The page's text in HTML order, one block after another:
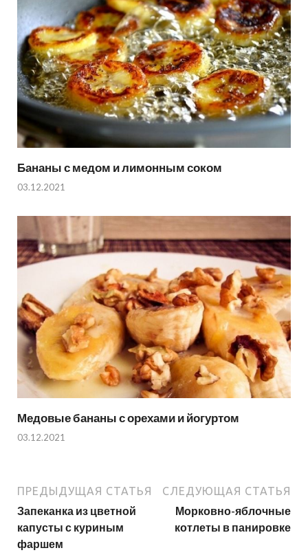
Бананы с медом и лимонным соком
03.12.2021
Медовые бананы с орехами и йогуртом
03.12.2021
ПРЕДЫДУЩАЯ СТАТЬЯ
Запеканка из цветной
капусты с куриным
фаршем
СЛЕДУЮЩАЯ СТАТЬЯ
Морковно-яблочные
котлеты в панировке